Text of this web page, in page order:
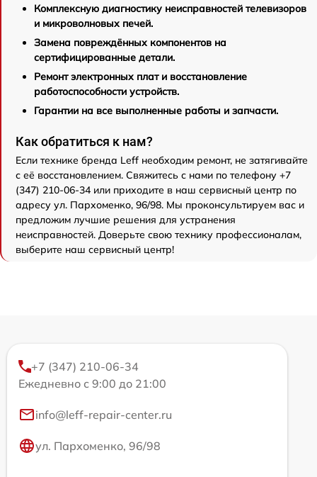
Комплексную диагностику неисправностей телевизоров
и микроволновых печей.
Замена повреждённых компонентов на
сертифицированные детали.
Ремонт электронных плат и восстановление
работоспособности устройств.
Гарантии на все выполненные работы и запчасти.
Как обратиться к нам?
Если технике бренда Leff необходим ремонт, не затягивайте
с её восстановлением. Свяжитесь с нами по телефону +7
(347) 210-06-34 или приходите в наш сервисный центр по
адресу ул. Пархоменко, 96/98. Мы проконсультируем вас и
предложим лучшие решения для устранения
неисправностей. Доверьте свою технику профессионалам,
выберите наш сервисный центр!
+7 (347) 210-06-34
Ежедневно с 9:00 до 21:00
info@leff-repair-center.ru
ул. Пархоменко, 96/98